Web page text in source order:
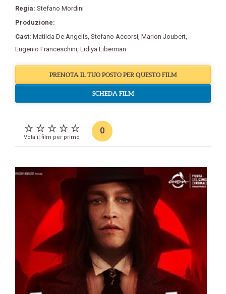
Regia: Stefano Mordini
Produzione:
Cast: Matilda De Angelis, Stefano Accorsi, Marlon Joubert,
Eugenio Franceschini, Lidiya Liberman
PRENOTA IL TUO POSTO PER QUESTO FILM
SCHEDA FILM
Vota il film per primo
0